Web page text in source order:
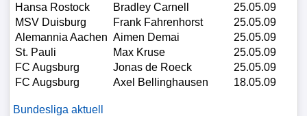
Hansa Rostock
Bradley Carnell
25.05.09
MSV Duisburg
Frank Fahrenhorst
25.05.09
Alemannia Aachen Aimen Demai
25.05.09
St. Pauli
Max Kruse
25.05.09
FC Augsburg
Jonas de Roeck
25.05.09
FC Augsburg
Axel Bellinghausen 18.05.09
Bundesliga aktuell